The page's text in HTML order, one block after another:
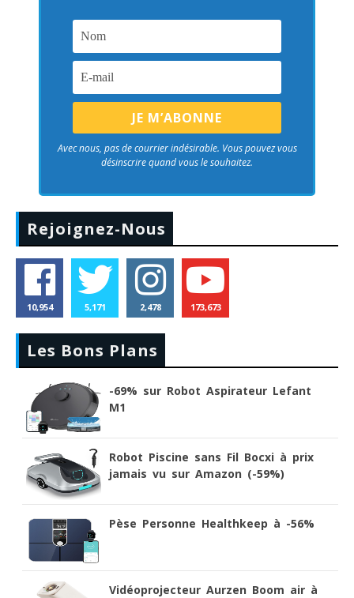
Avec nous, pas de courrier indésirable. Vous pouvez vous
désinscrire quand vous le souhaitez.
Rejoignez-Nous
10,954 5,171 2,478 173,673
Les Bons Plans
-69% sur Robot Aspirateur Lefant
M1
Robot Piscine sans Fil Bocxi à prix
jamais vu sur Amazon (-59%)
Pèse Personne Healthkeep à -56%
Vidéoprojecteur Aurzen Boom air à